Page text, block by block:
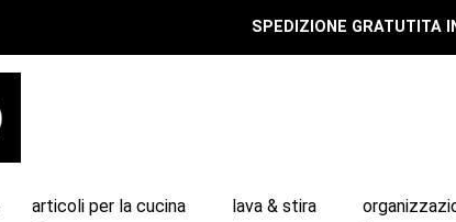
SPEDIZIONE GRATUTITA
articoli per la cucina lava & stira